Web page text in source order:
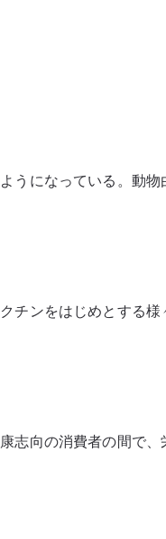
うになっている。動
チンをはじめとする
志向の消費者の間で